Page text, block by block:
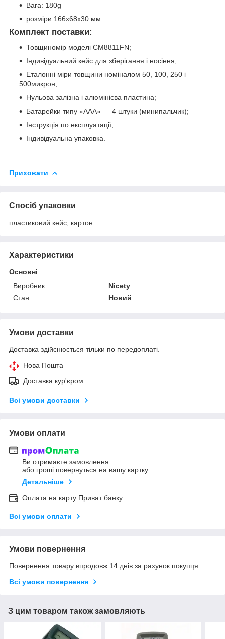
Вага: 180g
розміри 166x68x30 мм
Комплект поставки:
Товщиномір моделі CM8811FN;
Індивідуальний кейс для зберігання і носіння;
Еталонні міри товщини номіналом 50, 100, 250 і
500микрон;
Нульова залізна і алюмінієва пластина;
Батарейки типу «ААА» — 4 штуки (минипальчик);
Інструкція по експлуатації;
Індивідуальна упаковка.
Приховати
Спосіб упаковки
пластиковий кейс, картон
Характеристики
Основні
Виробник
Nicety
Стан
Новий
Умови доставки
Доставка здійснюється тільки по передоплаті.
Нова Пошта
Доставка кур'єром
Всі умови доставки
Умови оплати
Ви отримаєте замовлення
або гроші повернуться на вашу картку
Детальніше
Оплата на карту Приват банку
Всі умови оплати
Умови повернення
Повернення товару впродовж 14 днів за рахунок покупця
Всі умови повернення
З цим товаром також замовляють